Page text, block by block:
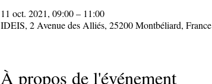
11 oct. 2021, 09:00 – 11:00
IDEIS, 2 Avenue des Alliés, 25200 Montbéliard, France
À propos de l'événement